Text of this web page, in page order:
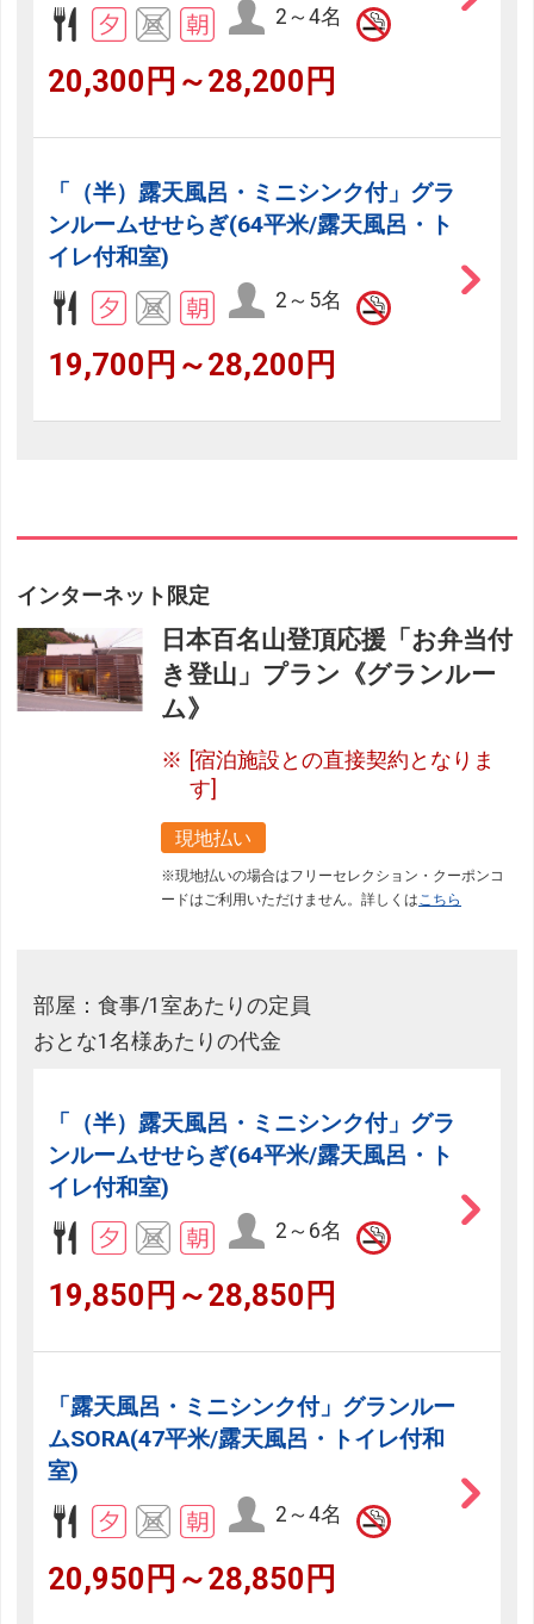
2～4名
20,300円～28,200円
「（半）露天風呂・ミニシンク付」グラ
ンルームせせらぎ(64平米/露天風呂・ト
イレ付和室)
2～5名
19,700円～28,200円
インターネット限定
日本百名山登頂応援「お弁当付
き登山」プラン《グランルー
ム》
[宿泊施設との直接契約となりま
す]
現地払い
※現地払いの場合はフリーセレクション・クーポンコ
ードはご利用いただけません。詳しくはこちら
部屋：食事/1室あたりの定員
おとな1名様あたりの代金
「（半）露天風呂・ミニシンク付」グラ
ンルームせせらぎ(64平米/露天風呂・ト
イレ付和室)
2～6名
19,850円～28,850円
「露天風呂・ミニシンク付」グランルー
ムSORA(47平米/露天風呂・トイレ付和
室)
2～4名
20,950円～28,850円